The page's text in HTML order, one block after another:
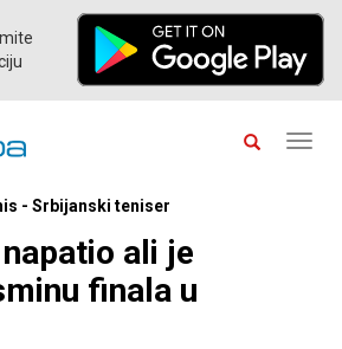
- Srbijanski teniser
ali je
finala u